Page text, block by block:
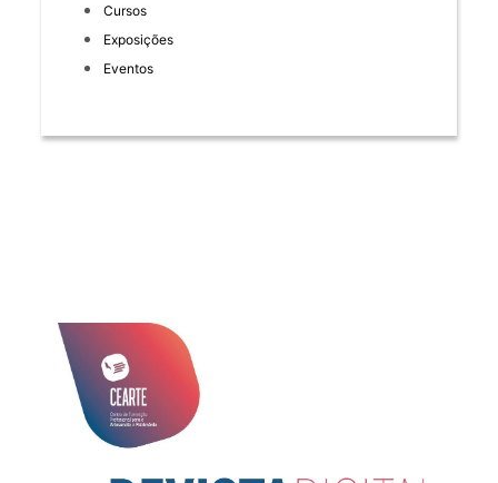
Cursos
Exposições
Eventos